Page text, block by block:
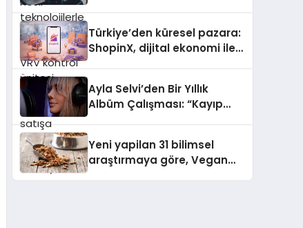
daha kolay, konforlu ve
verimli hale getiriyor. Enerji
verimliliğini artırırken
modern yaşam alanlarında
teknolojiyi estetik ile bulu
Türkiye’den küresel pazara:
ShopinX, dijital ekonomi ile
Ayla Selvi’den Bir Yıllık
Albüm Çalışması: “Kayıp
Yeni yapilan 31 bilimsel
araştırmaya göre, Vegan